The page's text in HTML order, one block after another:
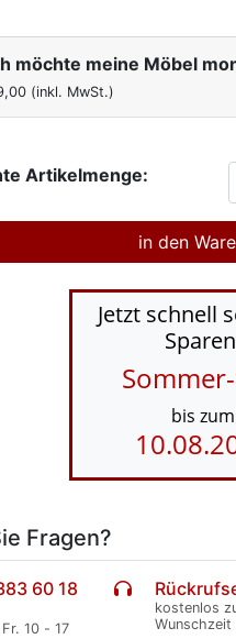
möchte meine Möbel
(inkl. MwSt.)
Artikelmenge:
Jetzt schnell
bis zum
Fragen?
60 18
10 - 17
kostenlos
Wunschzeit